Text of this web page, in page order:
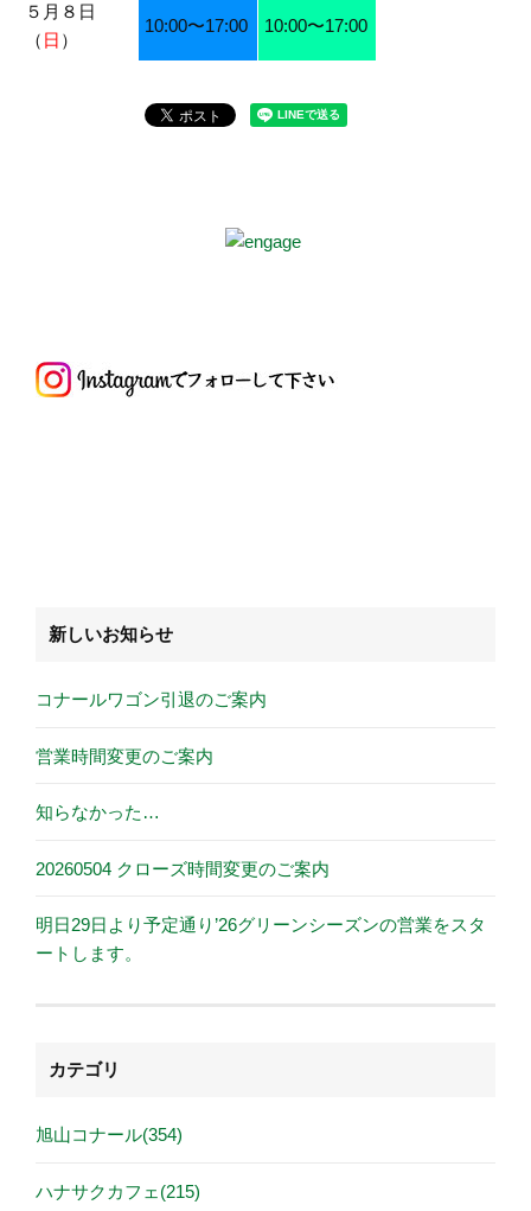
５月８日
（ 日 ）
10:00〜17:00 10:00〜17:00
新しいお知らせ
コナールワゴン引退のご案内
営業時間変更のご案内
知らなかった…
20260504 クローズ時間変更のご案内
明日29日より予定通り’26グリーンシーズンの営業をスタ
ートします。
カテゴリ
旭山コナール(354)
ハナサクカフェ(215)